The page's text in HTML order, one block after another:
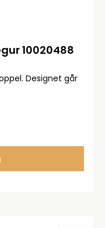
10020488
Designet går